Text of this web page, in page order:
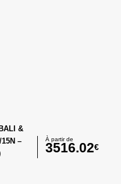
&
–
À partir de
3516.02€